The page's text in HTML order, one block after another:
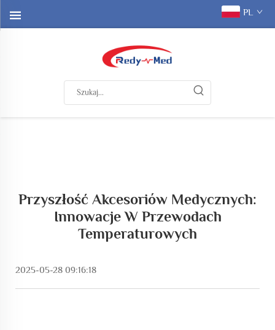
PL
Przyszłość Akcesoriów Medycznych:
Innowacje W Przewodach
Temperaturowych
2025-05-28 09:16:18